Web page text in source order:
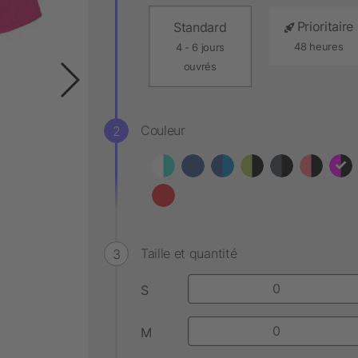
Standard
4 - 6 jours
ouvrés
Prioritaire
48 heures
Couleur
Taille et quantité
S
M